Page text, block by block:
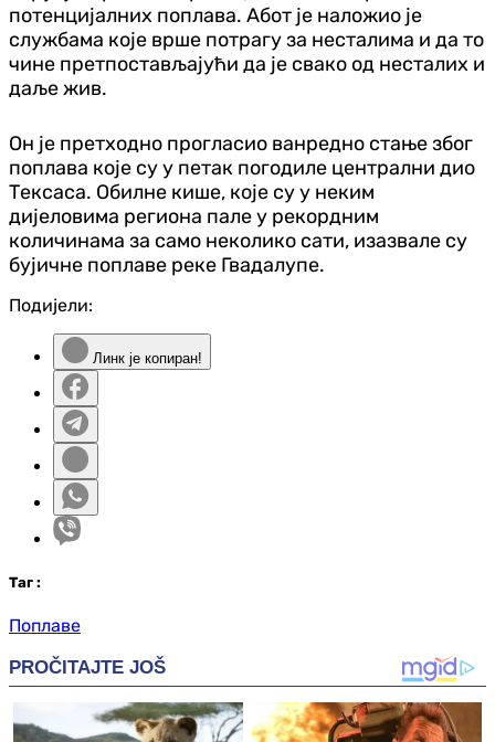
потенцијалних поплава. Абот је наложио је
службама које врше потрагу за несталима и да то
чине претпостављајући да је свако од несталих и
даље жив.
Он је претходно прогласио ванредно стање због
поплава које су у петак погодиле централни дио
Тексаса. Обилне кише, које су у неким
дијеловима региона пале у рекордним
количинама за само неколико сати, изазвале су
бујичне поплаве реке Гвадалупе.
Подијели:
Линк је копиран!
Таг :
Поплаве